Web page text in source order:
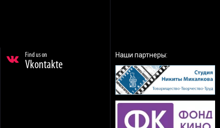
Find us on
Vkontakte
Наши партнеры: